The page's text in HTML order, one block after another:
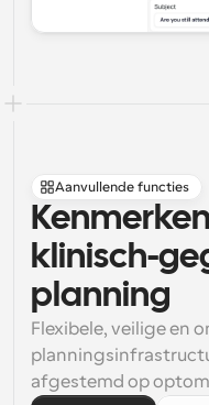
Aanvullende functies
klinisch-
planning
Flexibele, veilige en
afgestemd op